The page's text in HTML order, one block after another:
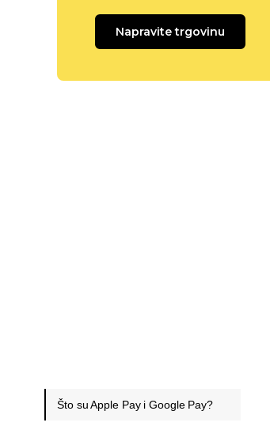
Napravite trgovinu
Što su Apple Pay i Google Pay?